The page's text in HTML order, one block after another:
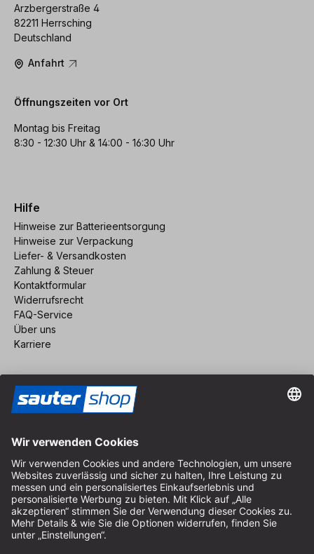
Arzbergerstraße 4
82211 Herrsching
Deutschland
Anfahrt
Öffnungszeiten vor Ort
Montag bis Freitag
8:30 - 12:30 Uhr & 14:00 - 16:30 Uhr
Hilfe
Hinweise zur Batterieentsorgung
Hinweise zur Verpackung
Liefer- & Versandkosten
Zahlung & Steuer
Kontaktformular
Widerrufsrecht
FAQ-Service
Über uns
Karriere
Impressum
AGB
Datenschutz
Cookie-Einstellungen